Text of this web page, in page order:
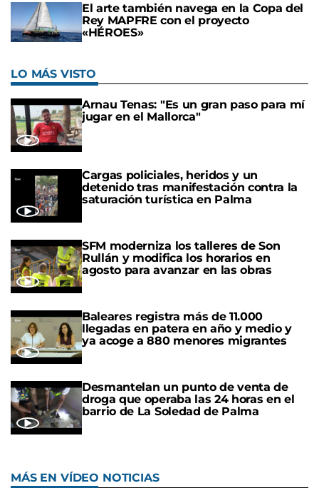
El arte también navega en la Copa del
Rey MAPFRE con el proyecto
«HÉROES»
LO MÁS VISTO
Arnau Tenas: "Es un gran paso para mí
jugar en el Mallorca"
Cargas policiales, heridos y un
detenido tras manifestación contra la
saturación turística en Palma
SFM moderniza los talleres de Son
Rullán y modifica los horarios en
agosto para avanzar en las obras
Baleares registra más de 11.000
llegadas en patera en año y medio y
ya acoge a 880 menores migrantes
Desmantelan un punto de venta de
droga que operaba las 24 horas en el
barrio de La Soledad de Palma
MÁS EN VÍDEO NOTICIAS